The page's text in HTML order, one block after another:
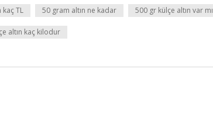
kaç TL 50 gram altın ne kadar 500 gr külçe altın var mı
altın kaç kilodur